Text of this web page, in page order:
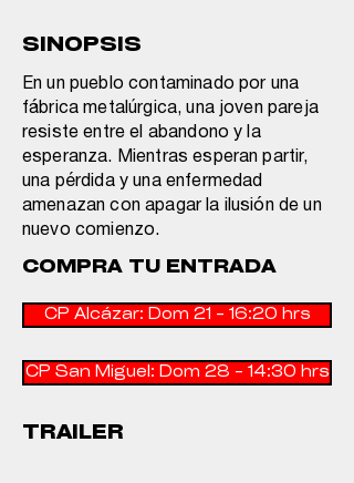
SINOPSIS
En un pueblo contaminado por una
fábrica metalúrgica, una joven pareja
resiste entre el abandono y la
esperanza. Mientras esperan partir,
una pérdida y una enfermedad
amenazan con apagar la ilusión de un
nuevo comienzo.
COMPRA TU ENTRADA
CP Alcázar: Dom 21 - 16:20 hrs
CP San Miguel: Dom 28 - 14:30 hrs
TRAILER